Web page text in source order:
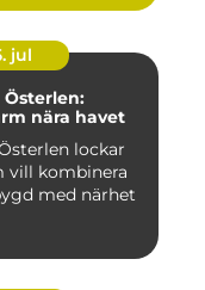
jul
nära havet
lockar
vill kombinera
med närhet